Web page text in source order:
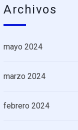
Archivos
mayo 2024
marzo 2024
febrero 2024